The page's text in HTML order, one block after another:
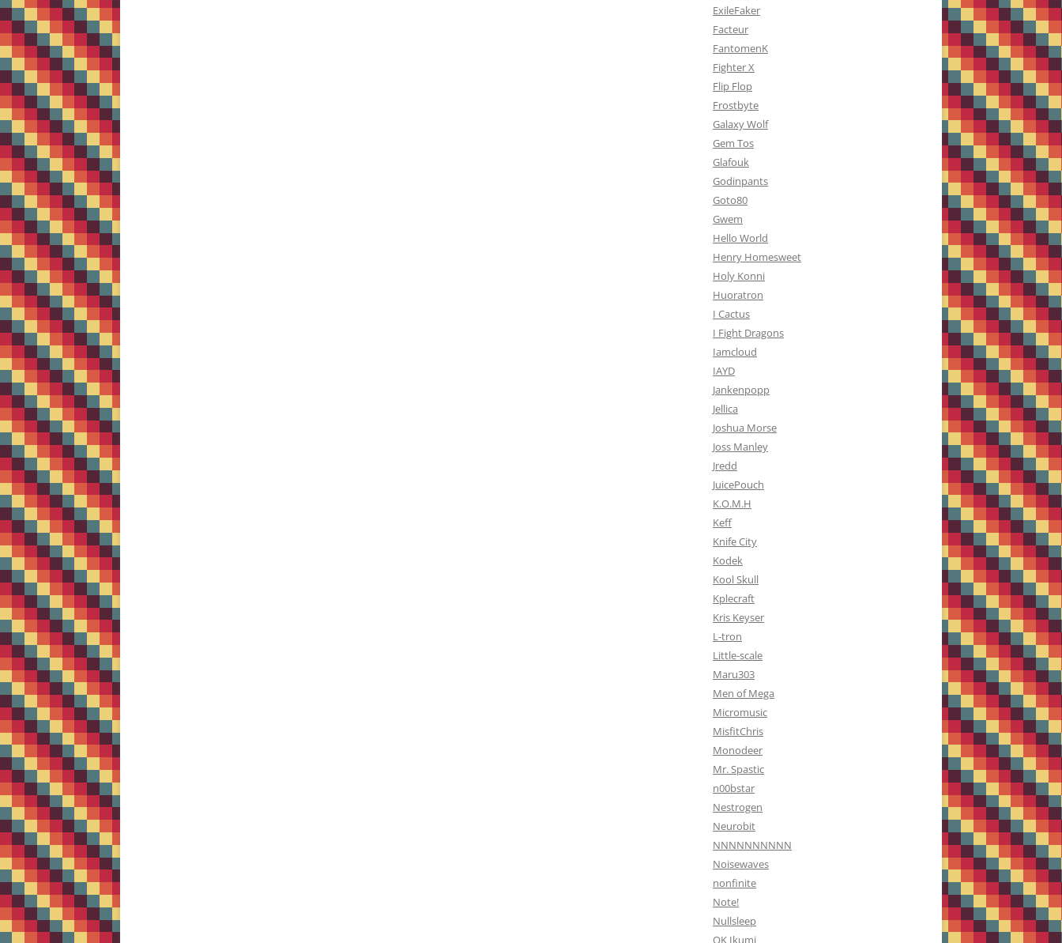
ExileFaker
Facteur
FantomenK
Fighter X
Flip Flop
Frostbyte
Galaxy Wolf
Gem Tos
Glafouk
Godinpants
Goto80
Gwem
Hello World
Henry Homesweet
Holy Konni
Huoratron
I Cactus
I Fight Dragons
Iamcloud
IAYD
Jankenpopp
Jellica
Joshua Morse
Joss Manley
Jredd
JuicePouch
K.O.M.H
Keff
Knife City
Kodek
Kool Skull
Kplecraft
Kris Keyser
L-tron
Little-scale
Maru303
Men of Mega
Micromusic
MisfitChris
Monodeer
Mr. Spastic
n00bstar
Nestrogen
Neurobit
NNNNNNNNNN
Noisewaves
nonfinite
Note!
Nullsleep
OK Ikumi